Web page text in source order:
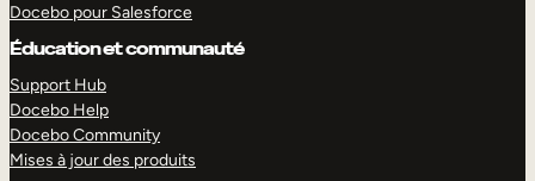
Docebo pour Salesforce
Éducation et communauté
Support Hub
Docebo Help
Docebo Community
Mises à jour des produits